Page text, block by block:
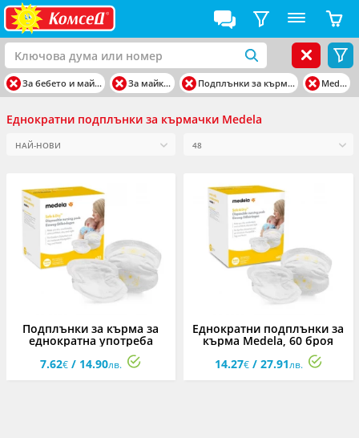
За бебето и майката За майката Подплънки за кърмачки Medela
Еднократни подплънки за кърмачки Medela
Подплънки за кърма за
еднократна употреба
Medela, 30 броя
7.62€ / 14.90лв.
Еднократни подплънки за
кърма Medela, 60 броя
14.27€/ 27.91лв.